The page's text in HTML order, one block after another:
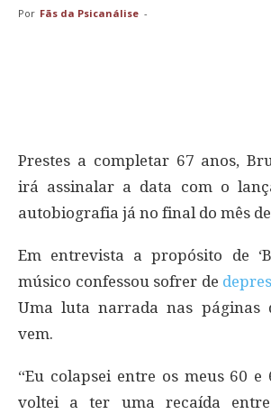
Por Fãs da Psicanálise -
Prestes a completar 67 anos,
irá assinalar a data com o
autobiografia já no final do mês
Em entrevista a propósito de
músico confessou sofrer de
Uma luta narrada nas páginas
vem.
“Eu colapsei entre os meus 60 e
voltei a ter uma recaída